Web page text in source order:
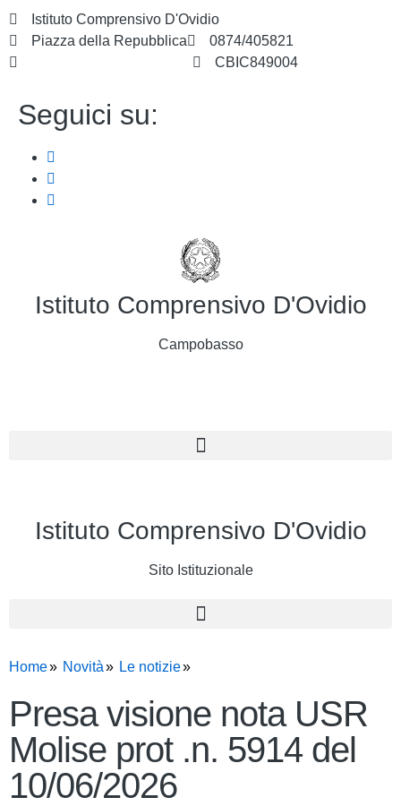
Istituto Comprensivo D'Ovidio
Piazza della Repubblica
0874/405821
CBIC849004
Seguici su:
Istituto Comprensivo D'Ovidio
Campobasso
Istituto Comprensivo D'Ovidio
Sito Istituzionale
Home Novità Le notizie
Presa visione nota USR
Molise prot .n. 5914 del
10/06/2026